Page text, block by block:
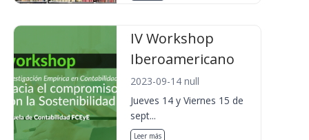
IV Workshop
Iberoamericano
2023-09-14 null
Jueves 14 y Viernes 15 de
sept...
Leer más